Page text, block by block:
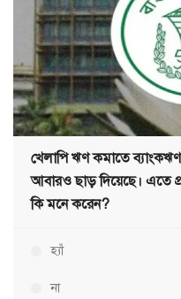
খেলাপি ঋণ কমাতে
আবারও ছাড় দিয়েছে। এতে
কি মনে করেন?
হ্যাঁ
না